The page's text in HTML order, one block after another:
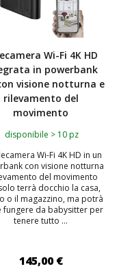
Wi-Fi 4K HD
in powerbank
visione notturna e
rilevamento del
movimento
disponibile > 10 pz
Wi-Fi 4K HD in un
con visione notturna
del movimento
terrà docchio la casa,
o il magazzino, ma potrà
fungere da babysitter per
tenere tutto ...
145,00 €